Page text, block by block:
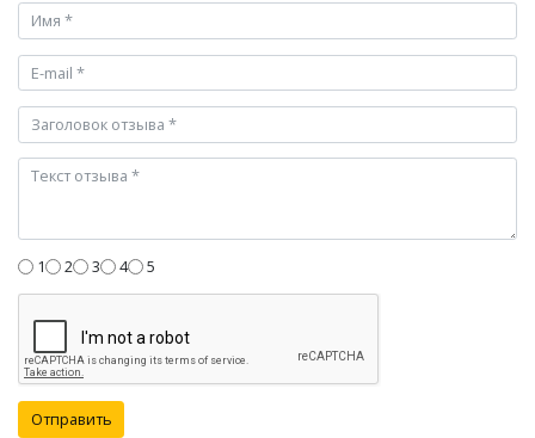
1 2 3 4 5
Отправить